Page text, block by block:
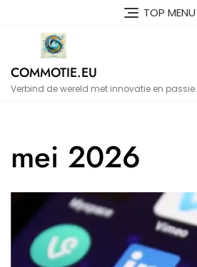
TOP MENU
COMMOTIE.EU
Verbind de wereld met innovatie en passie.
mei 2026